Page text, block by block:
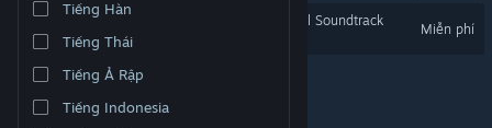
Xem web cho desktop
Tiếng Hàn
Tiếng Thái
Tiếng Ả Rập
Tiếng Indonesia
Garden Simulator - Original Soundtrack
Miễn phí